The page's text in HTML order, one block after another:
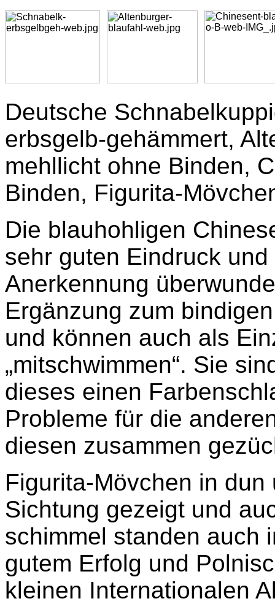
Deutsche
erbsgelb-gehämmert,
mehllicht ohne Binden,
Binden, Figurita-
Die blauhohligen
sehr guten Eindruck
Anerkennung
Ergänzung zum
und können auch als
„mitschwimmen“. Sie
dieses einen
Probleme für die
diesen zusammen
Figurita-Mövchen in
Sichtung gezeigt und
schimmel standen auch
gutem Erfolg und
kleinen Internationalen